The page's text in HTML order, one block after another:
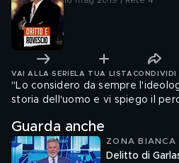
VAI ALLA SERIE LA TUA LISTA CONDIVIDI
"Lo considero da sempre
storia dell'uomo e vi spiego il
Guarda anche
ZONA BIANCA
Delitto di